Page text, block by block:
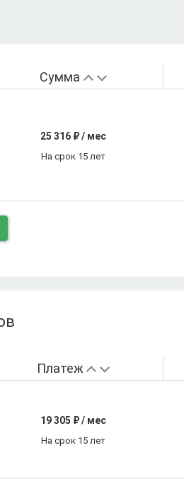
Сумма
25 316₽ / мес
На срок 15 лет
Платеж
19 305 ₽ / мес
На срок 15 лет